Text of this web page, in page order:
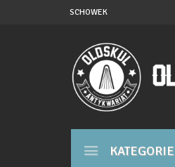
SCHOWEK
KATEGORIE